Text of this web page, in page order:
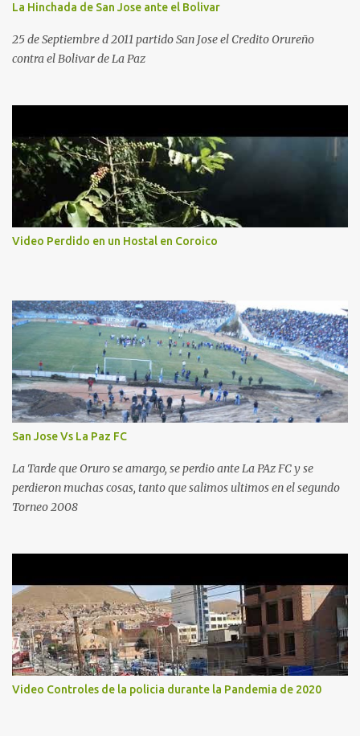
La Hinchada de San Jose ante el Bolivar
25 de Septiembre d 2011 partido San Jose el Credito Orureño
contra el Bolivar de La Paz
Video Perdido en un Hostal en Coroico
San Jose Vs La Paz FC
La Tarde que Oruro se amargo, se perdio ante La PAz FC y se
perdieron muchas cosas, tanto que salimos ultimos en el segundo
Torneo 2008
Video Controles de la policia durante la Pandemia de 2020